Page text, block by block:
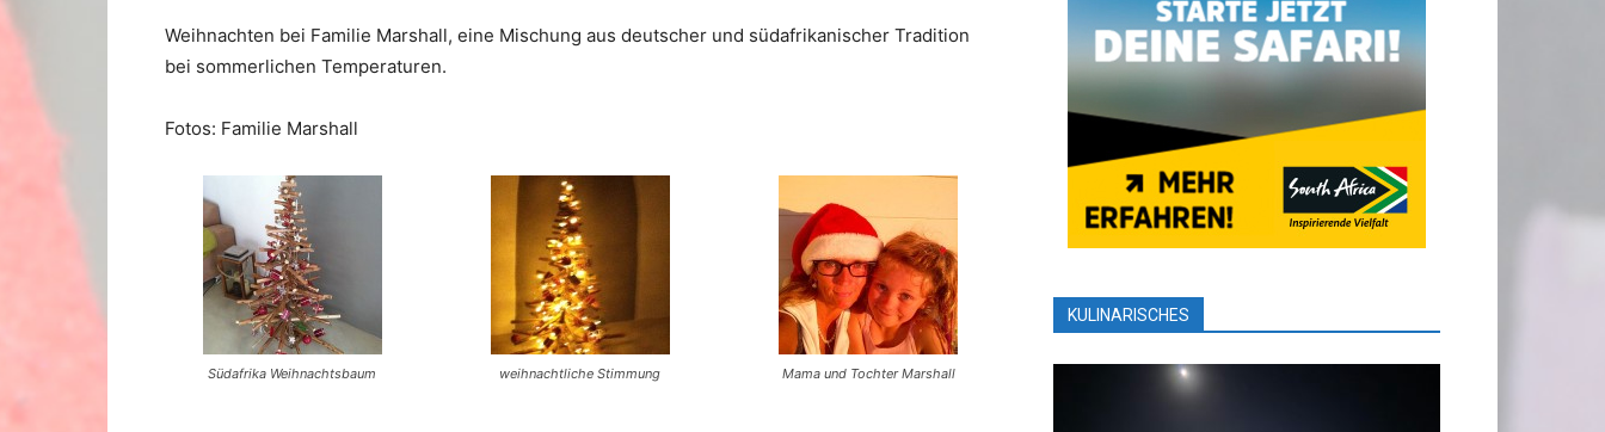
Weihnachten bei Familie Marshall, eine Mischung aus deutscher und südafrikanischer Tradition
bei sommerlichen Temperaturen.
Fotos: Familie Marshall
Südafrika Weihnachtsbaum weihnachtliche Stimmung Mama und Tochter Marshall
KULINARISCHES